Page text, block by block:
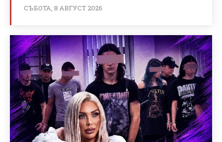
СЪБОТА, 8 АВГУСТ 2026